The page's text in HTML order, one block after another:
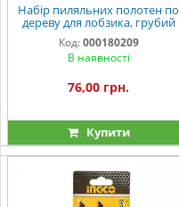
Набір пиляльних полотен по
дереву для лобзика, грубий
різ, 5 шт. INGCO
Код: 000180209
В наявності
76,00 грн.
Купити